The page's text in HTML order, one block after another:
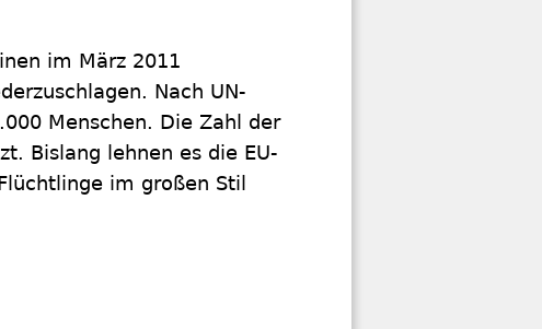
im März 2011
Nach UN-
Menschen. Die Zahl der
Bislang lehnen es die EU-
im großen Stil